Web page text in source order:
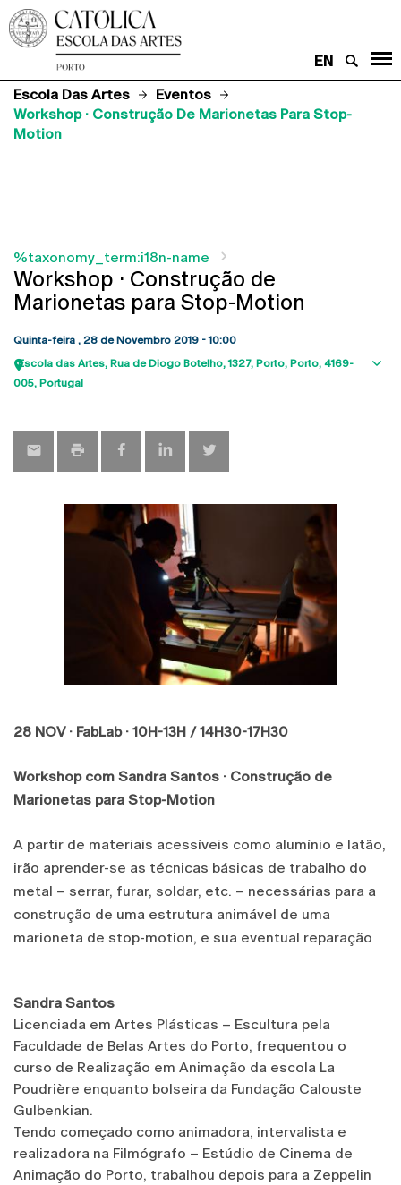
EN
Escola Das Artes
Eventos
Workshop · Construção De Marionetas Para Stop-
Motion
%taxonomy_term:i18n-name
Workshop · Construção de
Marionetas para Stop-Motion
Quinta-feira , 28 de Novembro 2019 - 10:00
Escola das Artes Rua de Diogo Botelho, 1327 Porto Porto 4169-
005 Portugal
28 NOV · FabLab · 10H-13H / 14H30-17H30
Workshop com Sandra Santos · Construção de
Marionetas para Stop-Motion
A partir de materiais acessíveis como alumínio e latão,
irão aprender-se as técnicas básicas de trabalho do
metal – serrar, furar, soldar, etc. – necessárias para a
construção de uma estrutura animável de uma
marioneta de stop-motion, e sua eventual reparação
Sandra Santos
Licenciada em Artes Plásticas – Escultura pela
Faculdade de Belas Artes do Porto, frequentou o
curso de Realização em Animação da escola La
Poudrière enquanto bolseira da Fundação Calouste
Gulbenkian.
Tendo começado como animadora, intervalista e
realizadora na Filmógrafo – Estúdio de Cinema de
Animação do Porto, trabalhou depois para a Zeppelin